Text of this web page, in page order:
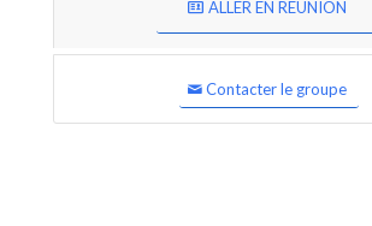
ALLER EN REUNION
Contacter le groupe